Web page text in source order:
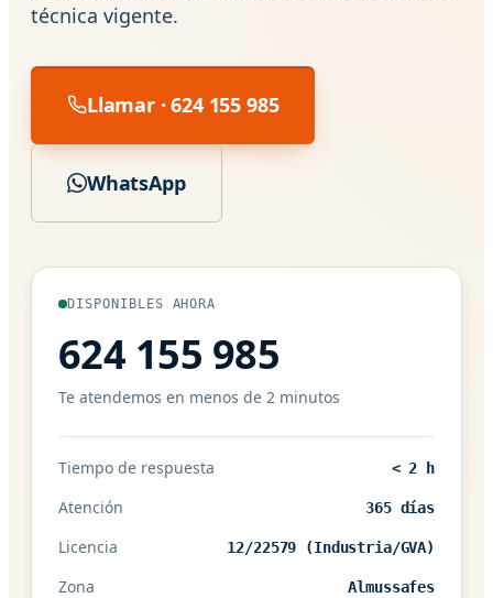
técnica vigente.
Llamar · 624 155 985
WhatsApp
DISPONIBLES AHORA
624 155 985
Te atendemos en menos de 2 minutos
Tiempo de respuesta < 2 h
Atención 365 días
Licencia 12/22579 (Industria/GVA)
Zona Almussafes